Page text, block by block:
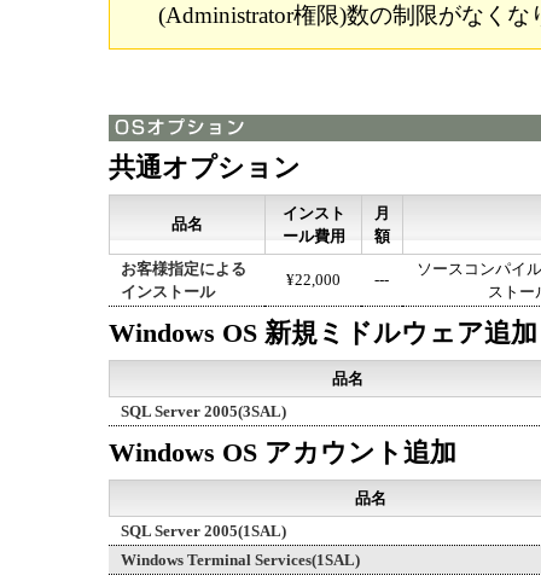
(Administrator権限)数の制限がなくな
共通オプション
品名
インスト
ール費用
月
額
お客様指定による
インストール
¥22,000 ---
ソースコンパイ
ストー
Windows OS 新規ミドルウェア追加
品名
SQL Server 2005(3SAL)
Windows OS アカウント追加
品名
SQL Server 2005(1SAL)
Windows Terminal Services(1SAL)